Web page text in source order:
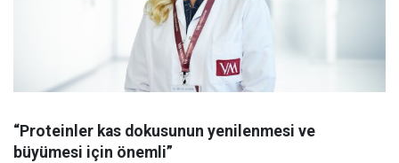
“Proteinler kas dokusunun yenilenmesi ve
büyümesi için önemli”